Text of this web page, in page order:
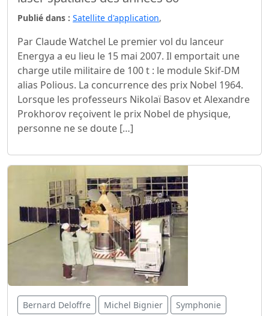
Publié dans : Satellite d'application,
Par Claude Watchel Le premier vol du lanceur
Energya a eu lieu le 15 mai 2007. Il emportait une
charge utile militaire de 100 t : le module Skif-DM
alias Polious. La concurrence des prix Nobel 1964.
Lorsque les professeurs Nikolaï Basov et Alexandre
Prokhorov reçoivent le prix Nobel de physique,
personne ne se doute […]
Bernard Deloffre Michel Bignier Symphonie